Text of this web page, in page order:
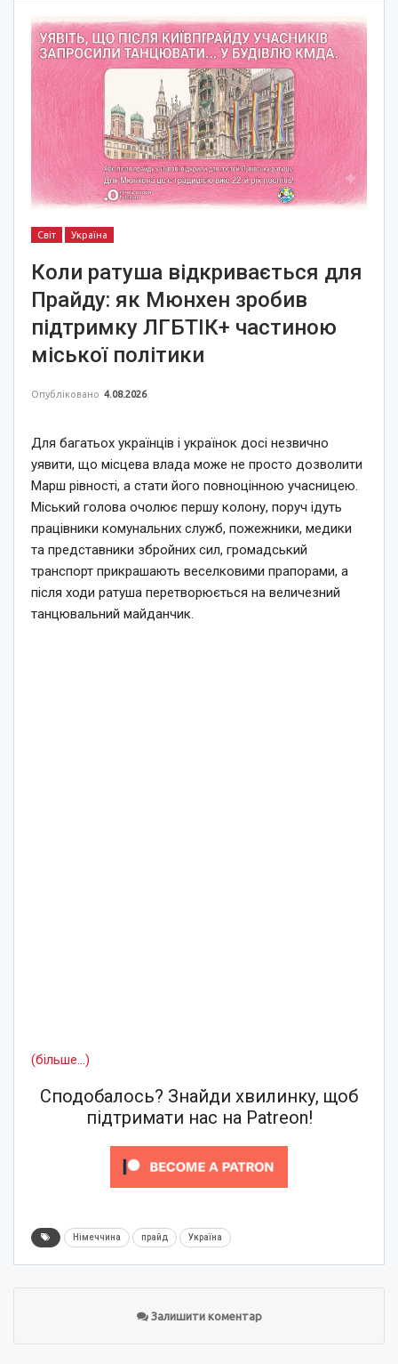
Світ Україна
Коли ратуша відкривається для
Прайду: як Мюнхен зробив
підтримку ЛГБТІК+ частиною
міської політики
Опубліковано 4.08.2026
Для багатьох українців і українок досі незвично
уявити, що місцева влада може не просто дозволити
Марш рівності, а стати його повноцінною учасницею.
Міський голова очолює першу колону, поруч ідуть
працівники комунальних служб, пожежники, медики
та представники збройних сил, громадський
транспорт прикрашають веселковими прапорами, а
після ходи ратуша перетворюється на величезний
танцювальний майданчик.
(більше…)
Сподобалось? Знайди хвилинку, щоб
підтримати нас на Patreon!
Німеччина прайд Україна
Залишити коментар